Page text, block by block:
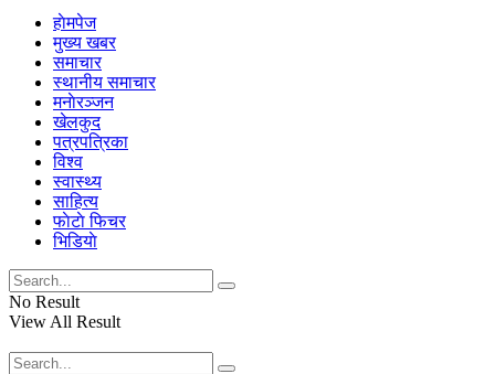
हाेमपेज
मुख्य खबर
समाचार
स्थानीय समाचार
मनाेरञ्जन
खेलकुद
पत्रपत्रिका
विश्व
स्वास्थ्य
साहित्य
फाेटाे फिचर
भिडियाे
No Result
View All Result